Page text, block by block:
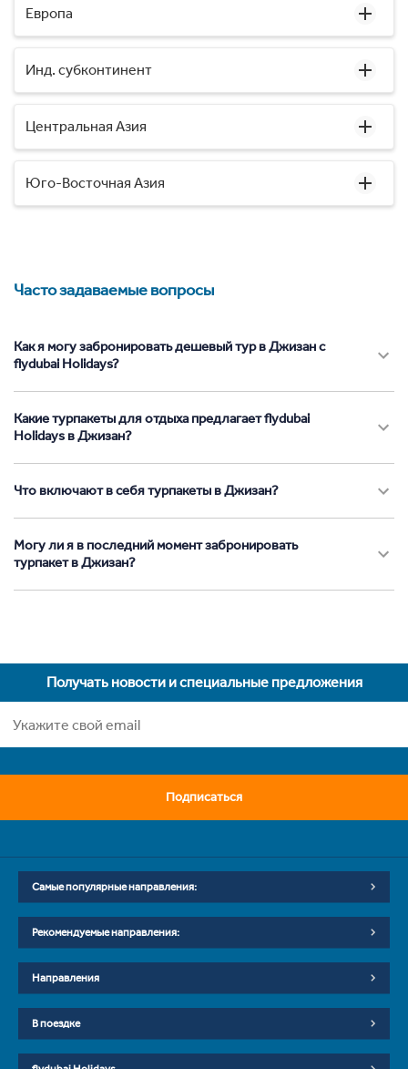
Европа
Инд. субконтинент
Центральная Азия
Юго-Восточная Азия
Часто задаваемые вопросы
Как я могу забронировать дешевый тур в Джизан с
flydubai Holidays?
Какие турпакеты для отдыха предлагает flydubai
Holidays в Джизан?
Что включают в себя турпакеты в Джизан?
Могу ли я в последний момент забронировать
турпакет в Джизан?
Получать новости и специальные предложения
Подписаться
Самые популярные направления:
Рекомендуемые направления:
Направления
В поездке